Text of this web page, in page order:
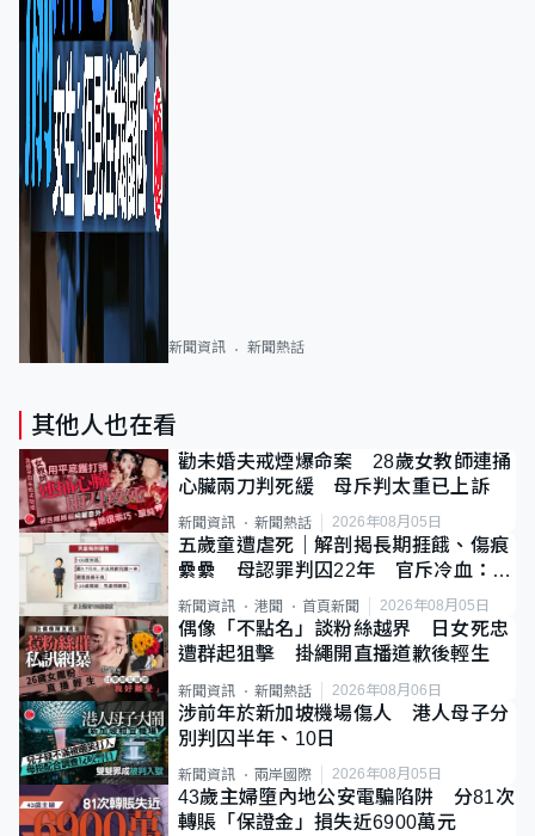
新聞資訊 新聞熱話
其他人也在看
勸未婚夫戒煙爆命案 28歲女教師連捅
心臟兩刀判死緩 母斥判太重已上訴
新聞資訊 新聞熱話 2026年08月05日
五歲童遭虐死｜解剖揭長期捱餓、傷痕
纍纍 母認罪判囚22年 官斥冷血：同
類案最惡劣
新聞資訊 港聞 首頁新聞 2026年08月05日
偶像「不點名」談粉絲越界 日女死忠
遭群起狙擊 掛繩開直播道歉後輕生
新聞資訊 新聞熱話 2026年08月06日
涉前年於新加坡機場傷人 港人母子分
別判囚半年、10日
新聞資訊 兩岸國際 2026年08月05日
43歲主婦墮內地公安電騙陷阱 分81次
轉賬「保證金」損失近6900萬元